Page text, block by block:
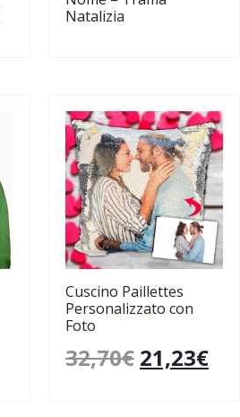
Natalizia
Cuscino Paillettes
Personalizzato con
Foto
32,70€ 21,23€